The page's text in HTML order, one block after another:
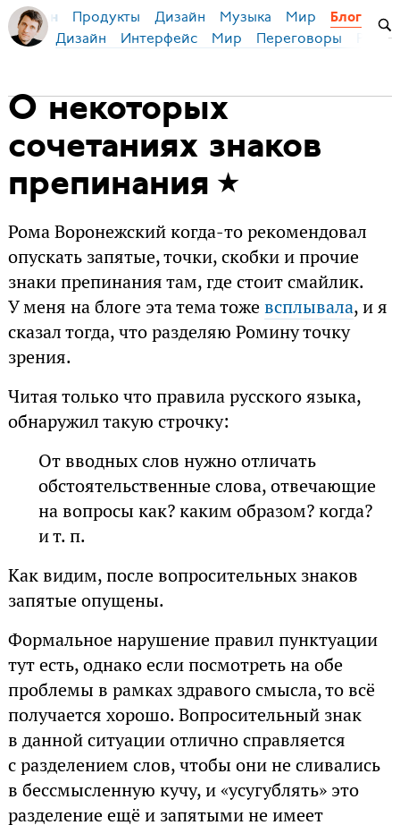
Бирман Продукты Дизайн Музыка Мир Блог
Дизайн Интерфейс Мир Переговоры
О некоторых
сочетаниях знаков
препинания
Рома Воронежский когда-то рекомендовал
опускать запятые, точки, скобки и прочие
знаки препинания там, где стоит смайлик.
У меня на блоге эта тема тожевсплывала, и я
сказал тогда, что разделяю Ромину точку
зрения.
Читая только что правила русского языка,
обнаружил такую строчку:
От вводных слов нужно отличать
обстоятельственные слова, отвечающие
на вопросы как? каким образом? когда?
и т. п.
Как видим, после вопросительных знаков
запятые опущены.
Формальное нарушение правил пунктуации
тут есть, однако если посмотреть на обе
проблемы в рамках здравого смысла, то всё
получается хорошо. Вопросительный знак
в данной ситуации отлично справляется
с разделением слов, чтобы они не сливались
в бессмысленную кучу, и «усугублять» это
разделение ещё и запятыми не имеет